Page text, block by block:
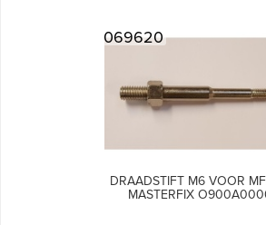
069620
DRAADSTIFT M6 VOOR
MASTERFIX